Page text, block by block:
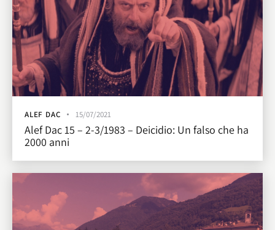
ALEF DAC 15/07/2021
Alef Dac 15 – 2-3/1983 – Deicidio: Un falso che ha
2000 anni